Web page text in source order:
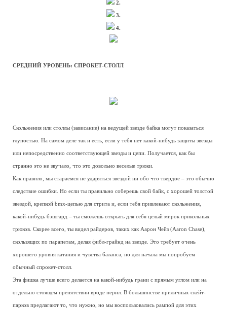
2.
3.
4.
СРЕДНИЙ УРОВЕНЬ: СПРОКЕТ-СТОЛЛ
Скольжения или столлы (зависание) на ведущей звезде байка могут показаться
глупостью. На самом деле так и есть, если у тебя нет какой-нибудь защиты звезды
или непосредственно соответствующей звезды и цепи. Получается, как бы
странно это не звучало, что это довольно веселые трюки.
Как правило, мы стараемся не ударяться звездой ни обо что твердое – это обычно
следствие ошибки. Но если ты правильно соберешь свой байк, с хорошей толстой
звездой, крепкой bmx-цепью для стрита и, если тебя привлекают скольжения,
какой-нибудь бэшгард – ты сможешь открыть для себя целый мирок прикольных
трюков. Скорее всего, ты видел райдеров, таких как Аарон Чейз (Aaron Chase),
скользящих по парапетам, делая фибл-грайнд на звезде. Это требует очень
хорошего уровня катания и чувства баланса, но для начала мы попробуем
обычный спрокет-столл.
Эта фишка лучше всего делается на какой-нибудь грани с прямым углом или на
отдельно стоящем препятствии вроде перил. В большинстве приличных скейт-
парков предлагают то, что нужно, но мы воспользовались рампой для этих